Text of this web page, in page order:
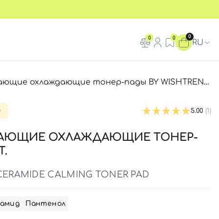
0 0 0
RU
тонер-пады BY WISHTREND Green Tea & Ceramide Calming Toner Pad, 70 шт
5.00 (1)
ОХЛАЖДАЮЩИЕ ТОНЕР-
CALMING TONER PAD
Пантенол